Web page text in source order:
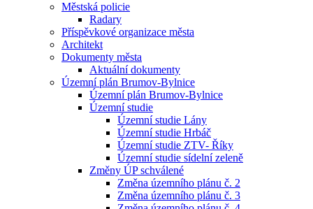
Městská policie
Radary
Příspěvkové organizace města
Architekt
Dokumenty města
Aktuální dokumenty
Územní plán Brumov-Bylnice
Územní plán Brumov-Bylnice
Územní studie
Územní studie Lány
Územní studie Hrbáč
Územní studie ZTV- Říky
Územní studie sídelní zeleně
Změny ÚP schválené
Změna územního plánu č. 2
Změna územního plánu č. 3